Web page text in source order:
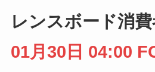
レンスボード消
01月30日 04:00